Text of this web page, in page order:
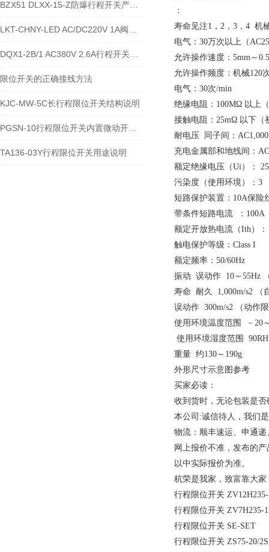
限位开关的正确接线方法
KJC-MW-5C长行程限位开关结构说明
TA136-03Y行程限位开关用途说明
：
寿命见注1，2，3，4 机
电气：30万次以上（
允许操作速度：5mm～
允许操作频度：机械120
电气：30次/min
绝缘电阻：100MΩ 以上
接触电阻：25mΩ 以下（
耐电压 同子间：
充电金属部和地线间：
额定绝缘电压（Ui）：
污染度（使用环境）：3
短路保护装置：10A保险
带条件短路电流 ：100A
额定开放热电流（Ith）：
触电保护等级：Class I
额定频率：50/60Hz
振动 误动作 10～55Hz
寿命 耐久 1,000m/s2 （
误动作 300m/s2 （动作
使用环境温度范围 －20
使用环境湿度范围
重量 约130～190g
外形尺寸示意图参考
买家必读：
收到货时，无论包装是
本公司:诚信待人，我们
物流：顺丰速运、申通
网上报价不准，发布的
以中实际报价为准。
杭荣是我家，致富靠大
行程限位开关
行程限位开关 ZV7H235-
行程限位开关 SE-SET
行程限位开关 ZS75-20/